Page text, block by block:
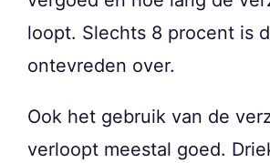
loopt. Slechts 8 procent is
ontevreden over.
Ook het gebruik van de
verloopt meestal goed.